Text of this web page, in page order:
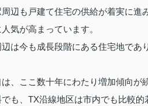
辺も戸建て住宅の供給が着実に
気が高まっています。
は今も成長段階にある住宅地で
、ここ数十年にわたり増加傾向が
も、TX沿線地区は市内でも比較